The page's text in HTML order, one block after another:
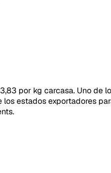
por kg carcasa. Uno de
estados exportadores